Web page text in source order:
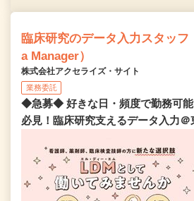
臨床研究のデータ入力スタッ
a Manager）
株式会社アクセライズ・サイト
業務委託
◆急募◆ 好きな日・頻度で勤務可能
必見！臨床研究支えるデータ入力＠